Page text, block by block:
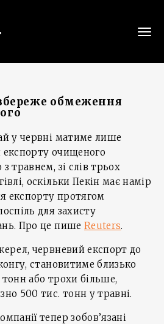
обмеження
у червні матиме лише
експорту очищеного
травнем, зі слів трьох
оскільки Пекін має намір
експорту протягом
для захисту
Про це пише Reuters.
червневий експорт до
становитиме близько
або трохи більше,
500 тис. тонн у травні.
тепер зобов’язані